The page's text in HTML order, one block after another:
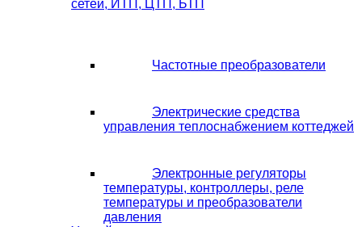
сетей, ИТП, ЦТП, БТП
Частотные преобразователи
Электрические средства
управления теплоснабжением коттеджей
Электронные регуляторы
температуры, контроллеры, реле
температуры и преобразователи
давления